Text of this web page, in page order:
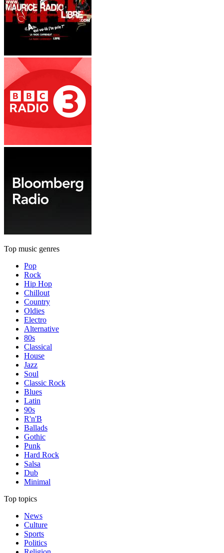
Top music genres
Pop
Rock
Hip Hop
Chillout
Country
Oldies
Electro
Alternative
80s
Classical
House
Jazz
Soul
Classic Rock
Blues
Latin
90s
R'n'B
Ballads
Gothic
Punk
Hard Rock
Salsa
Dub
Minimal
Top topics
News
Culture
Sports
Politics